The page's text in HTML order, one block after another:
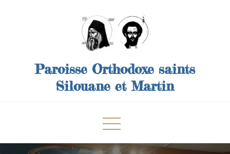
Paroisse Orthodoxe saints
Silouane et Martin